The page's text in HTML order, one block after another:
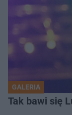
GALERIA
Tak bawi się